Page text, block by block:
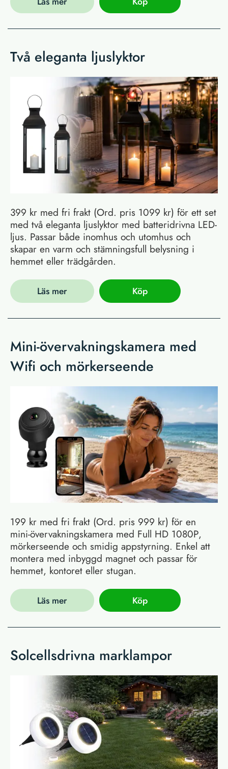
Två eleganta ljuslyktor
399 kr med fri frakt (Ord. pris 1099 kr) för ett set
med två eleganta ljuslyktor med batteridrivna LED-
ljus. Passar både inomhus och utomhus och
skapar en varm och stämningsfull belysning i
hemmet eller trädgården.
Läs mer Köp
Mini-övervakningskamera med
Wifi och mörkerseende
199 kr med fri frakt (Ord. pris 999 kr) för en
mini-övervakningskamera med Full HD 1080P,
mörkerseende och smidig appstyrning. Enkel att
montera med inbyggd magnet och passar för
hemmet, kontoret eller stugan.
Läs mer Köp
Solcellsdrivna marklampor